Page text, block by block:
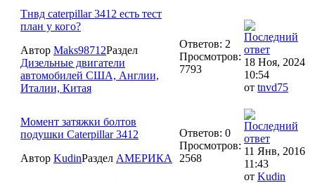
Тнвд caterpillar 3412 есть тест
план у кого?
Автор Maks98712Раздел
Дизельные двигатели
автомобилей США, Англии,
Италии, Китая
Ответов: 2
Просмотров:
7793
18 Ноя, 2024
10:54
от tnvd75
Момент затяжки болтов
подушки Caterpillar 3412
Автор KudinРаздел АМЕРИКА
Ответов: 0
Просмотров:
2568
11 Янв, 2016
11:43
от Kudin